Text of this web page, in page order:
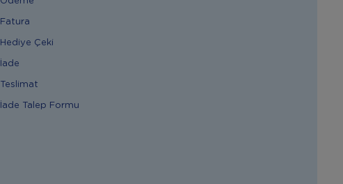
Fatura
Hediye Çeki
İade
Teslimat
İade Talep Formu